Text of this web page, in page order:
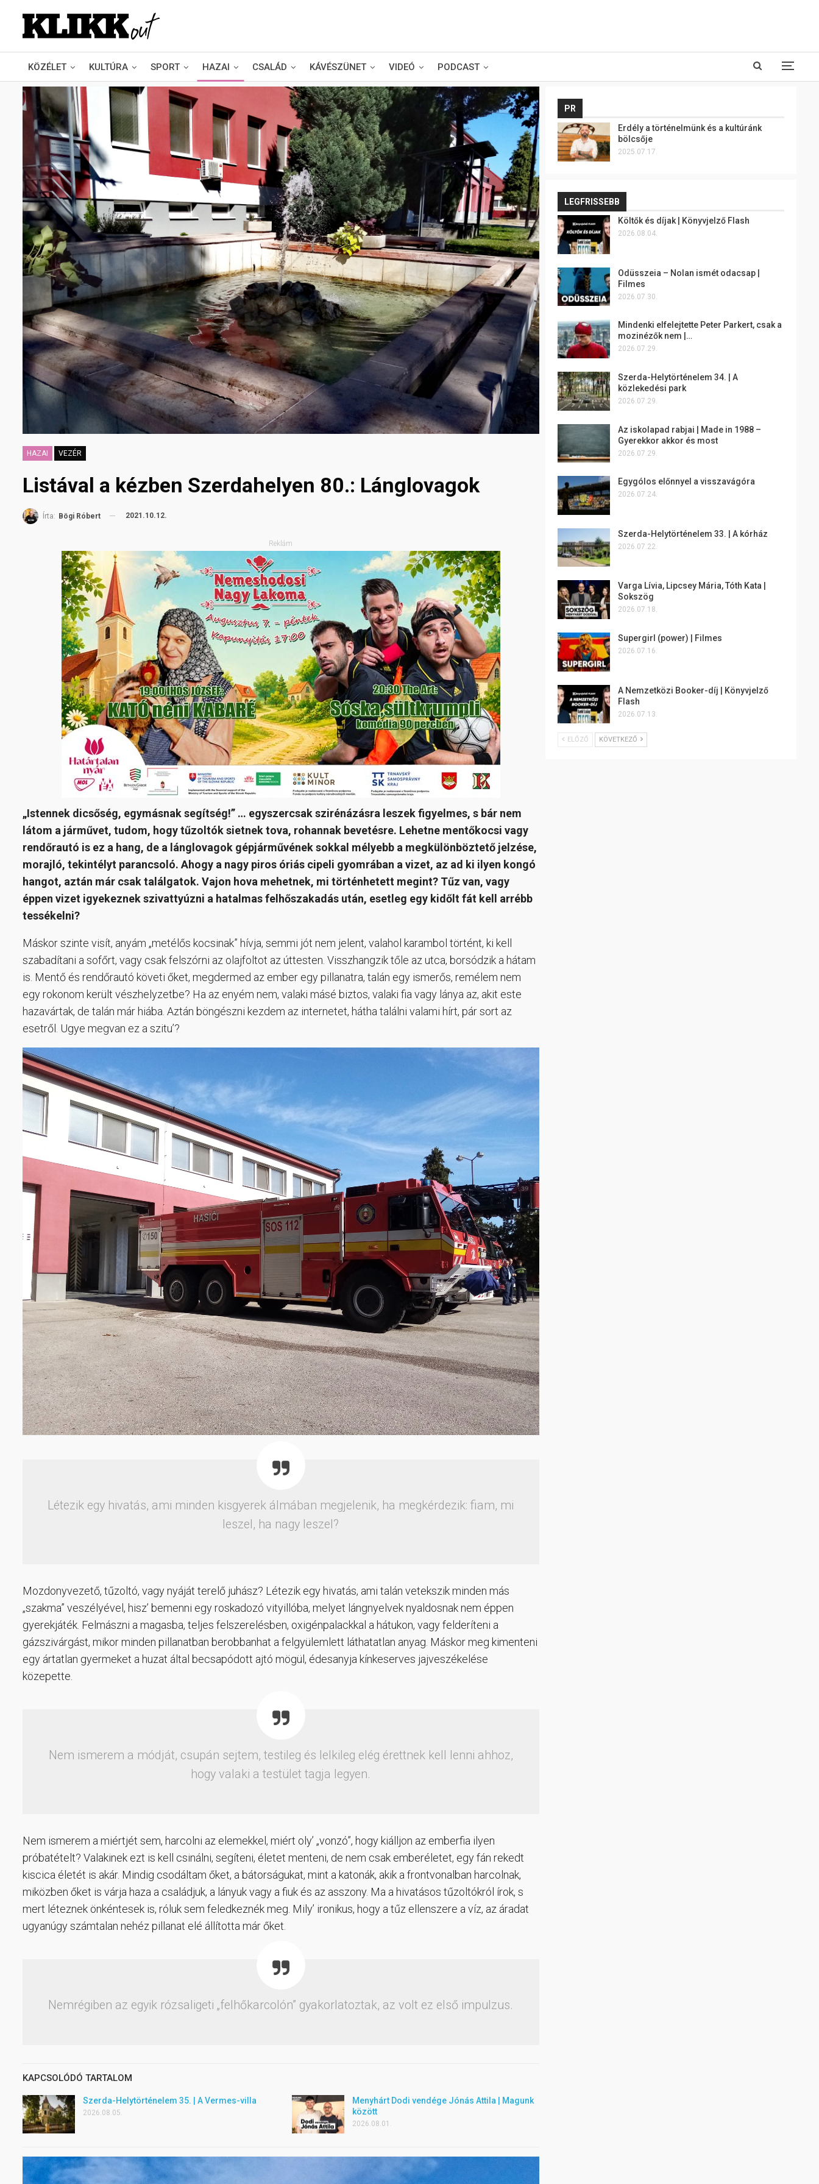
KÖZÉLET KULTÚRA SPORT HAZAI CSALÁD KÁVÉSZÜNET VIDEÓ PODCAST
HAZAI VEZÉR
Listával a kézben Szerdahelyen 80.: Lánglovagok
Írta: Bögi Róbert 2021.10.12.
Reklám
„Istennek dicsőség, egymásnak segítség!” … egyszercsak szirénázásra leszek figyelmes, s bár nem
látom a járművet, tudom, hogy tűzoltók sietnek tova, rohannak bevetésre. Lehetne mentőkocsi vagy
rendőrautó is ez a hang, de a lánglovagok gépjárművének sokkal mélyebb a megkülönböztető jelzése,
morajló, tekintélyt parancsoló. Ahogy a nagy piros óriás cipeli gyomrában a vizet, az ad ki ilyen kongó
hangot, aztán már csak találgatok. Vajon hova mehetnek, mi történhetett megint? Tűz van, vagy
éppen vizet igyekeznek szivattyúzni a hatalmas felhőszakadás után, esetleg egy kidőlt fát kell arrébb
tessékelni?
Máskor szinte visít, anyám „metélős kocsinak” hívja, semmi jót nem jelent, valahol karambol történt, ki kell
szabadítani a sofőrt, vagy csak felszórni az olajfoltot az úttesten. Visszhangzik tőle az utca, borsódzik a hátam
is. Mentő és rendőrautó követi őket, megdermed az ember egy pillanatra, talán egy ismerős, remélem nem
egy rokonom került vészhelyzetbe? Ha az enyém nem, valaki másé biztos, valaki fia vagy lánya az, akit este
hazavártak, de talán már hiába. Aztán böngészni kezdem az internetet, hátha találni valami hírt, pár sort az
esetről. Ugye megvan ez a szitu’?
Létezik egy hivatás, ami minden kisgyerek álmában megjelenik, ha megkérdezik: fiam, mi
leszel, ha nagy leszel?
Mozdonyvezető, tűzoltó, vagy nyáját terelő juhász? Létezik egy hivatás, ami talán vetekszik minden más
„szakma” veszélyével, hisz’ bemenni egy roskadozó vityillóba, melyet lángnyelvek nyaldosnak nem éppen
gyerekjáték. Felmászni a magasba, teljes felszerelésben, oxigénpalackkal a hátukon, vagy felderíteni a
gázszivárgást, mikor minden pillanatban berobbanhat a felgyülemlett láthatatlan anyag. Máskor meg kimenteni
egy ártatlan gyermeket a huzat által becsapódott ajtó mögül, édesanyja kínkeserves jajveszékelése
közepette.
Nem ismerem a módját, csupán sejtem, testileg és lelkileg elég érettnek kell lenni ahhoz,
hogy valaki a testület tagja legyen.
Nem ismerem a miértjét sem, harcolni az elemekkel, miért oly’ „vonzó”, hogy kiálljon az emberfia ilyen
próbatételt? Valakinek ezt is kell csinálni, segíteni, életet menteni, de nem csak emberéletet, egy fán rekedt
kiscica életét is akár. Mindig csodáltam őket, a bátorságukat, mint a katonák, akik a frontvonalban harcolnak,
miközben őket is várja haza a családjuk, a lányuk vagy a fiuk és az asszony. Ma a hivatásos tűzoltókról írok, s
mert léteznek önkéntesek is, róluk sem feledkeznék meg. Mily’ ironikus, hogy a tűz ellenszere a víz, az áradat
ugyanúgy számtalan nehéz pillanat elé állította már őket.
Nemrégiben az egyik rózsaligeti „felhőkarcolón” gyakorlatoztak, az volt ez első impulzus.
KAPCSOLÓDÓ TARTALOM
Szerda-Helytörténelem 35. | A Vermes-villa
2026.08.05.
Menyhárt Dodi vendége Jónás Attila | Magunk
között
2026.08.01.
PR
Erdély a történelmünk és a kultúránk
bölcsője
2025.07.17.
LEGFRISSEBB
Költők és díjak | Könyvjelző Flash
2026.08.04.
Odüsszeia – Nolan ismét odacsap |
Filmes
2026.07.30.
Mindenki elfelejtette Peter Parkert, csak a
mozinézők nem |…
2026.07.29.
Szerda-Helytörténelem 34. | A
közlekedési park
2026.07.29.
Az iskolapad rabjai | Made in 1988 –
Gyerekkor akkor és most
2026.07.29.
Egygólos előnnyel a visszavágóra
2026.07.24.
Szerda-Helytörténelem 33. | A kórház
2026.07.22.
Varga Lívia, Lipcsey Mária, Tóth Kata |
Sokszög
2026.07.18.
Supergirl (power) | Filmes
2026.07.16.
A Nemzetközi Booker-díj | Könyvjelző
Flash
2026.07.13.
ELŐZŐ KÖVETKEZŐ